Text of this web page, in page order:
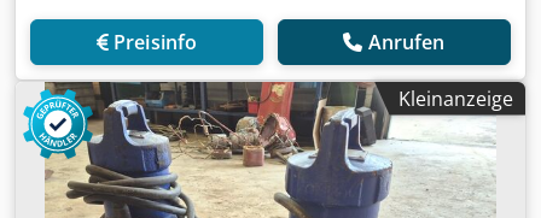
Preisinfo Anrufen
Kleinanzeige